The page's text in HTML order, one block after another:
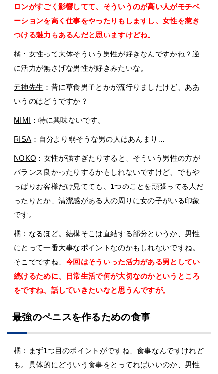
ロンがすごく影響してて、そういうのが高い人がモチベ
ーションを高く仕事をやったりもしますし、女性を惹き
つける魅力もあるんだと思いますけどね。
橘 ：女性って大体そういう男性が好きなんですかね？逆
に活力が無さげな男性が好きみたいな。
元神先生 ：昔に草食男子とかが流行りましたけど、ああ
いうのはどうですか？
MIMI ：特に興味ないです。
RISA ：自分より弱そうな男の人はあんまり…
NOKO ：女性が強すぎたりすると、そういう男性の方が
バランス良かったりするかもしれないですけど、でもや
っぱりお客様だけ見てても、1つのことを頑張ってる人だ
ったりとか、清潔感がある人の周りに女の子がいる印象
です。
橘 ：なるほど。結構そこは直結する部分というか、男性
にとって一番大事なポイントなのかもしれないですね。
そこでですね、今回はそういった活力がある男としてい
続けるために、日常生活で何が大切なのかというところ
をですね、話していきたいなと思うんですが。
最強のペニスを作るための食事
橘 ：まず1つ目のポイントがですね、食事なんですけれど
も。具体的にどういう食事をとってればいいのか、男性